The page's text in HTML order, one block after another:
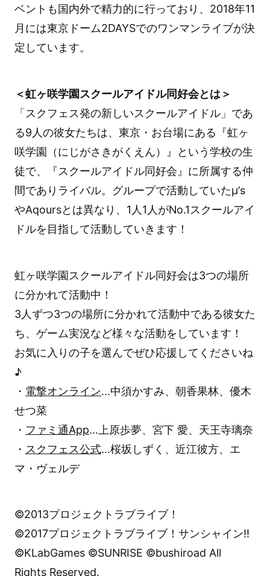
ベントも国内外で精力的に行っており、2018年11
月には東京ドーム2DAYSでのワンマンライブが決
定しています。
＜虹ヶ咲学園スクールアイドル同好会とは＞
「スクフェス発の新しいスクールアイドル」であ
る9人の彼女たちは、東京・お台場にある『虹ヶ
咲学園（にじがさきがくえん）』という学校の生
徒で、『スクールアイドル同好会』に所属する仲
間でありライバル。グループで活動していたμ’s
やAqoursとは異なり、1人1人がNo.1スクールアイ
ドルを目指して活動していきます！
虹ヶ咲学園スクールアイドル同好会は3つの場所
に分かれて活動中！
3人ずつ3つの場所に分かれて活動中である彼女た
ち、ゲーム実況など様々な活動をしています！
お気に入りの子を選んでぜひ応援してくださいね
♪
・ 電撃オンライン…中須かすみ、朝香果林、優木
せつ菜
・ ファミ通App…上原歩夢、宮下 愛、天王寺璃奈
・ スクフェス公式…桜坂しずく、近江彼方、エ
マ・ヴェルデ
©2013プロジェクトラブライブ！
©2017プロジェクトラブライブ！サンシャイン!!
©KLabGames ©SUNRISE ©bushiroad All
Rights Reserved.